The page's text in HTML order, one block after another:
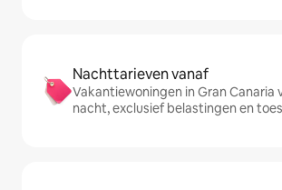
Nachttarieven vanaf
Vakantiewoningen in Gran Canaria
nacht, exclusief belastingen en